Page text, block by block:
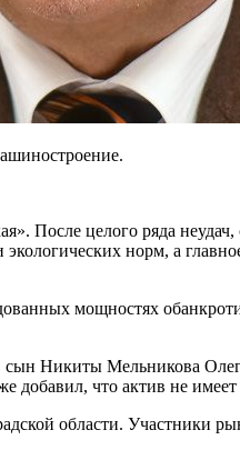
целого ряда неудач,
норм, а
мощностях
Никиты Мельникова
добавил, что актив не
области. Участники